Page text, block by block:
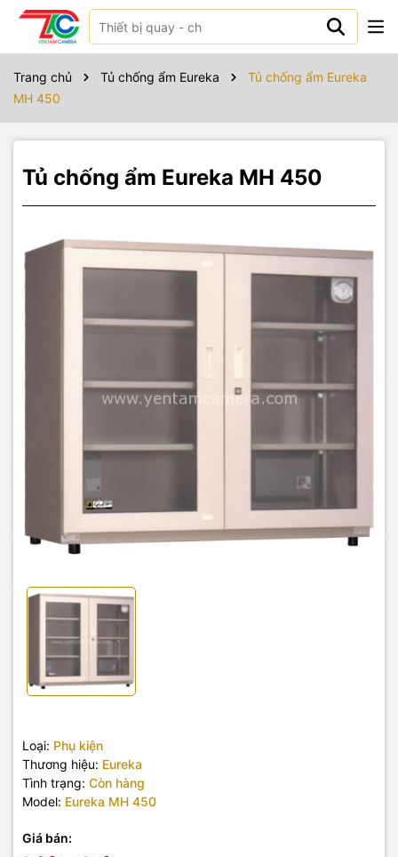
Trang chủ Tủ chống ẩm Eureka
Tủ chống ẩm Eureka
MH 450
Tủ chống ẩm Eureka MH 450
Loại: Phụ kiện
Thương hiệu: Eureka
Tình trạng: Còn hàng
Model: Eureka MH 450
Giá bán:
Sản phẩm bao gồm